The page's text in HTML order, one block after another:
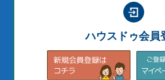
ハウスドゥ会員